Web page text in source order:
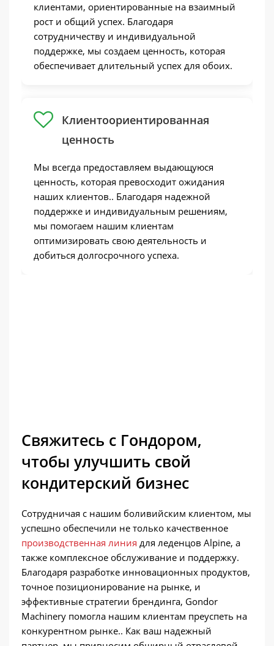
клиентами, ориентированные на взаимный
рост и общий успех. Благодаря
сотрудничеству и индивидуальной
поддержке, мы создаем ценность, которая
обеспечивает длительный успех для обоих.
Клиентоориентированная
ценность
Мы всегда предоставляем выдающуюся
ценность, которая превосходит ожидания
наших клиентов.. Благодаря надежной
поддержке и индивидуальным решениям,
мы помогаем нашим клиентам
оптимизировать свою деятельность и
добиться долгосрочного успеха.
Свяжитесь с Гондором,
чтобы улучшить свой
кондитерский бизнес
Сотрудничая с нашим боливийским клиентом, мы
успешно обеспечили не только качественное
производственная линия для леденцов Alpine, а
также комплексное обслуживание и поддержку.
Благодаря разработке инновационных продуктов,
точное позиционирование на рынке, и
эффективные стратегии брендинга, Gondor
Machinery помогла нашим клиентам преуспеть на
конкурентном рынке.. Как ваш надежный